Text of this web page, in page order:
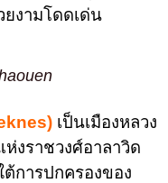
ยงามโดดเด่น
เป็นเมืองหลวง
งราชวงศ์อาลาวิด
การปกครองของ